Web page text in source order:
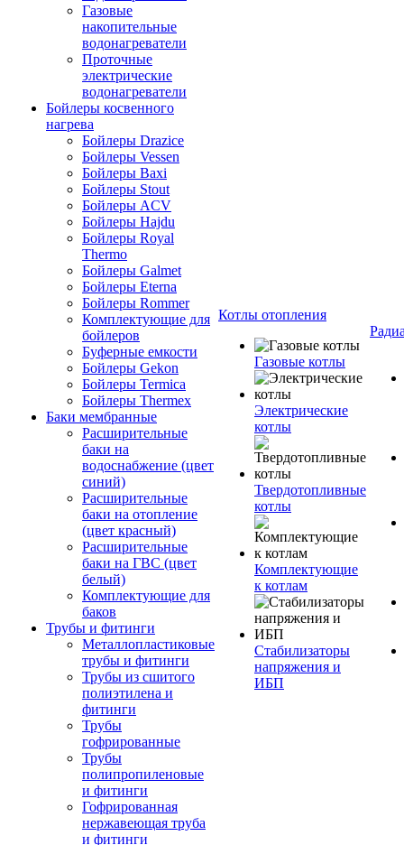
Газовые
накопительные
водонагреватели
Проточные
электрические
водонагреватели
Бойлеры косвенного
нагрева
Бойлеры Drazice
Бойлеры Vessen
Бойлеры Baxi
Бойлеры Stout
Бойлеры ACV
Бойлеры Hajdu
Бойлеры Royal
Thermo
Бойлеры Galmet
Бойлеры Eterna
Бойлеры Rommer
Комплектующие для
бойлеров
Буферные емкости
Бойлеры Gekon
Бойлеры Termica
Бойлеры Thermex
Баки мембранные
Расширительные
баки на
водоснабжение (цвет
синий)
Расширительные
баки на отопление
(цвет красный)
Расширительные
баки на ГВС (цвет
белый)
Комплектующие для
баков
Трубы и фитинги
Металлопластиковые
трубы и фитинги
Трубы из сшитого
полиэтилена и
фитинги
Трубы
гофрированные
Трубы
полипропиленовые
и фитинги
Гофрированная
нержавеющая труба
и фитинги
Котлы отопления
Газовые котлы
Электрические
котлы
Твердотопливные
котлы
Комплектующие
к котлам
Стабилизаторы
напряжения и
ИБП